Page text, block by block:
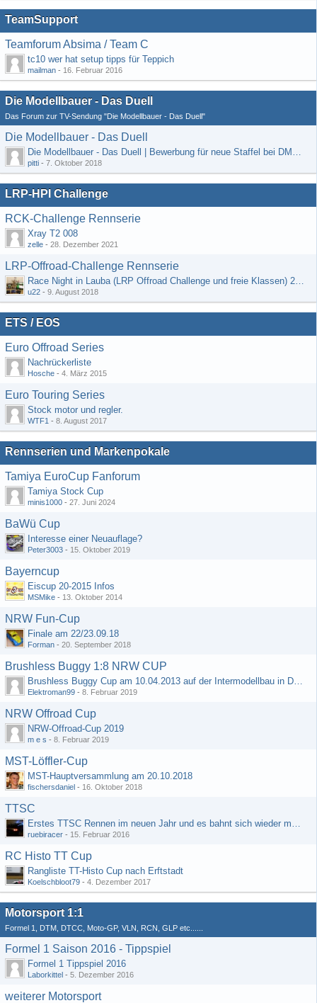
TeamSupport
Teamforum Absima / Team C
tc10 wer hat setup tipps für Teppich
mailman - 16. Februar 2016
Die Modellbauer - Das Duell
Das Forum zur TV-Sendung "Die Modellbauer - Das Duell"
Die Modellbauer - Das Duell
Die Modellbauer - Das Duell | Bewerbung für neue Staffel bei DMAX *Werbung*
pitti - 7. Oktober 2018
LRP-HPI Challenge
RCK-Challenge Rennserie
Xray T2 008
zelle - 28. Dezember 2021
LRP-Offroad-Challenge Rennserie
Race Night in Lauba (LRP Offroad Challenge und freie Klassen) 25/26.08
u22 - 9. August 2018
ETS / EOS
Euro Offroad Series
Nachrückerliste
Hosche - 4. März 2015
Euro Touring Series
Stock motor und regler.
WTF1 - 8. August 2017
Rennserien und Markenpokale
Tamiya EuroCup Fanforum
Tamiya Stock Cup
minis1000 - 27. Juni 2024
BaWü Cup
Interesse einer Neuauflage?
Peter3003 - 15. Oktober 2019
Bayerncup
Eiscup 20-2015 Infos
MSMike - 13. Oktober 2014
NRW Fun-Cup
Finale am 22/23.09.18
Forman - 20. September 2018
Brushless Buggy 1:8 NRW CUP
Brushless Buggy Cup am 10.04.2013 auf der Intermodellbau in Dortmund
Elektroman99 - 8. Februar 2019
NRW Offroad Cup
NRW-Offroad-Cup 2019
m e s - 8. Februar 2019
MST-Löffler-Cup
MST-Hauptversammlung am 20.10.2018
fischersdaniel - 16. Oktober 2018
TTSC
Erstes TTSC Rennen im neuen Jahr und es bahnt sich wieder mal eine Rekordteilnehmerzahl an
ruebiracer - 15. Februar 2016
RC Histo TT Cup
Rangliste TT-Histo Cup nach Erftstadt
Koelschbloot79 - 4. Dezember 2017
Motorsport 1:1
Formel 1, DTM, DTCC, Moto-GP, VLN, RCN, GLP etc......
Formel 1 Saison 2016 - Tippspiel
Formel 1 Tippspiel 2016
Laborkittel - 5. Dezember 2016
weiterer Motorsport